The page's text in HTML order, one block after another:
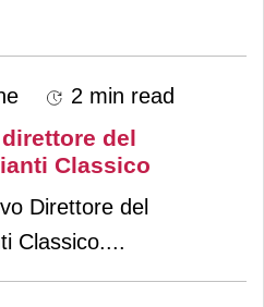
2 min read
del
Classico
Direttore del
Classico....